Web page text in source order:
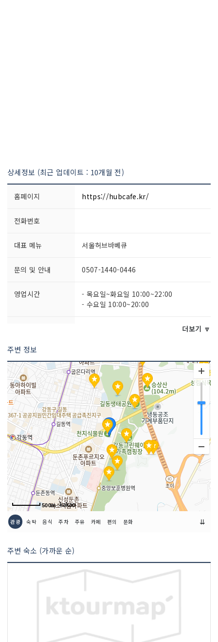
상세정보 (최근 업데이트 : 10개월 전)
홈페이지 https://hubcafe.kr/
전화번호
대표 메뉴 서울허브바베큐
문의 및 안내 0507-1440-0446
영업시간
- 목요일~화요일 10:00~22:00
- 수요일 10:00~20:00
쉬는날
취급 메뉴
와인바베큐정식 / 숯불바베큐 / 들기름메
밀면 / 나초피자 등
인허가번호 20020120706
더보기 🔽
주변 정보
500m
관광 숙박 음식 주차 주유 카페 편의 문화 ⇊
주변 숙소 (가까운 순)